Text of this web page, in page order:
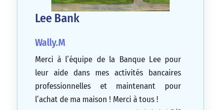
Lee Bank
Wally.M
Merci à l’équipe de la Banque Lee pour
leur aide dans mes activités bancaires
professionnelles et maintenant pour
l’achat de ma maison ! Merci à tous !